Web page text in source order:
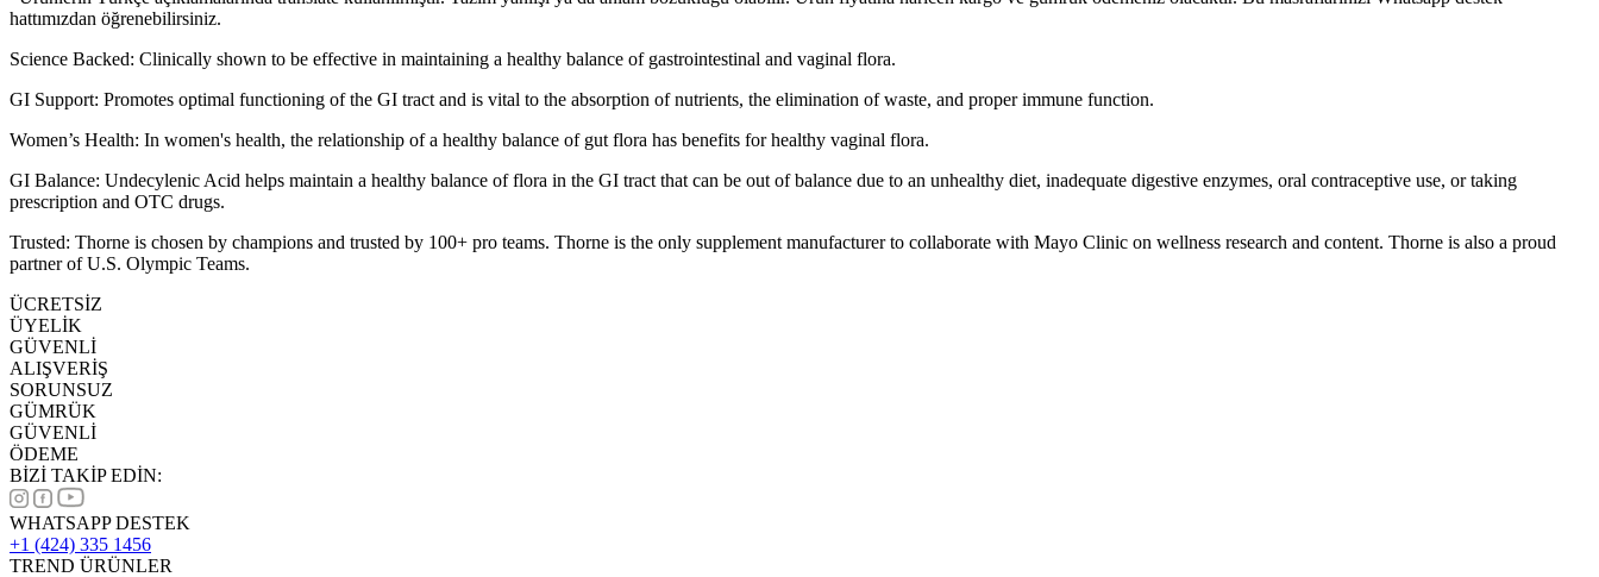
hattımızdan öğrenebilirsiniz.
Science Backed: Clinically shown to be effective in maintaining a healthy balance of gastrointestinal and vaginal flora.
GI Support: Promotes optimal functioning of the GI tract and is vital to the absorption of nutrients, the elimination of waste, and proper immune function.
Women’s Health: In women's health, the relationship of a healthy balance of gut flora has benefits for healthy vaginal flora.
GI Balance: Undecylenic Acid helps maintain a healthy balance of flora in the GI tract that can be out of balance due to an unhealthy diet, inadequate digestive enzymes, oral contraceptive use, or taking
prescription and OTC drugs.
Trusted: Thorne is chosen by champions and trusted by 100+ pro teams. Thorne is the only supplement manufacturer to collaborate with Mayo Clinic on wellness research and content. Thorne is also a proud
partner of U.S. Olympic Teams.
ÜCRETSİZ
ÜYELİK
GÜVENLİ
ALIŞVERİŞ
SORUNSUZ
GÜMRÜK
GÜVENLİ
ÖDEME
BİZİ TAKİP EDİN:
WHATSAPP DESTEK
+1 (424) 335 1456
TREND ÜRÜNLER